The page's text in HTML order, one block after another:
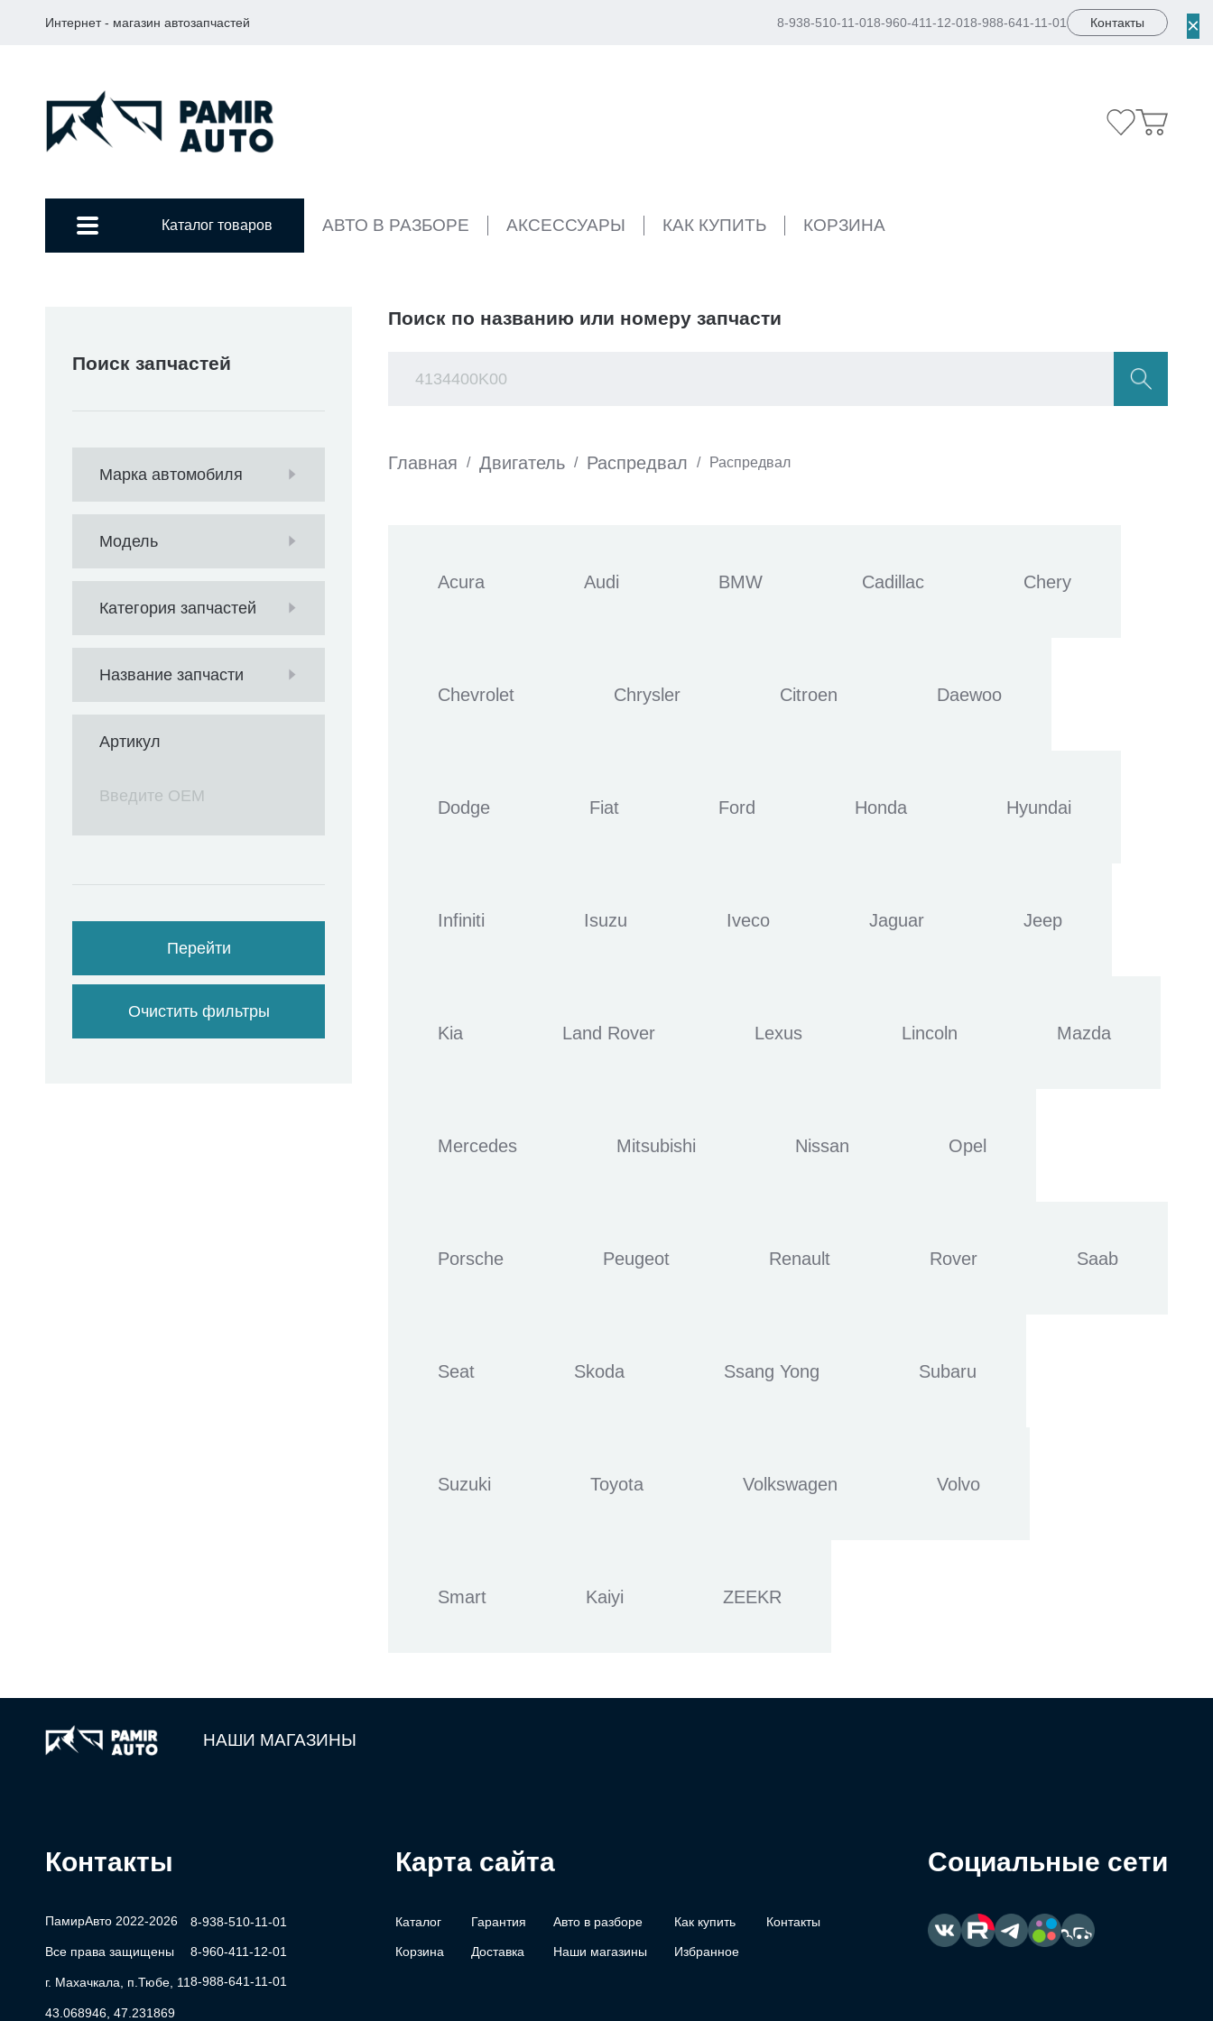
Интернет - магазин автозапчастей 8-938-510-11-018-960-411-12-018-988-641-11-01 Контакты
Каталог товаров АВТО В РАЗБОРЕ АКСЕССУАРЫ КАК КУПИТЬ КОРЗИНА
×
Поиск запчастей
Марка автомобиля
Модель
Категория запчастей
Название запчасти
Артикул
Перейти
Очистить фильтры
Поиск по названию или номеру запчасти
Главная / Двигатель / Распредвал / Распредвал
Acura Audi BMW Cadillac Chery
Chevrolet Chrysler Citroen Daewoo
Dodge Fiat Ford Honda Hyundai
Infiniti Isuzu Iveco Jaguar Jeep
Kia Land Rover Lexus Lincoln Mazda
Mercedes Mitsubishi Nissan Opel
Porsche Peugeot Renault Rover Saab
Seat Skoda Ssang Yong Subaru
Suzuki Toyota Volkswagen Volvo
Smart Kaiyi ZEEKR
НАШИ МАГАЗИНЫ
Контакты
ПамирАвто 2022-2026
Все права защищены
г. Махачкала, п.Тюбе, 11
43.068946, 47.231869
8-938-510-11-01
8-960-411-12-01
8-988-641-11-01
Карта сайта
Каталог Гарантия Авто в разборе Как купить Контакты
Корзина Доставка Наши магазины Избранное
Социальные сети